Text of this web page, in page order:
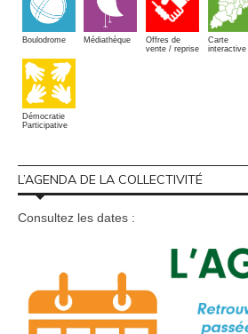
Boulodrome Médiathèque
Offres de
vente / reprise
Carte
interactive
Démocratie
Participative
L’AGENDA DE LA COLLECTIVITÉ
Consultez les dates :